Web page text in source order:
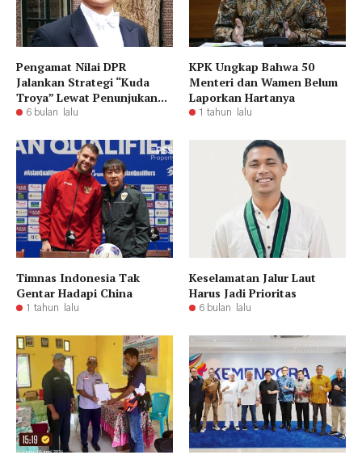
Pengamat Nilai DPR
Jalankan Strategi “Kuda
Troya” Lewat Penunjukan...
6 bulan lalu
KPK Ungkap Bahwa 50
Menteri dan Wamen Belum
Laporkan Hartanya
1 tahun lalu
Timnas Indonesia Tak
Gentar Hadapi China
1 tahun lalu
Keselamatan Jalur Laut
Harus Jadi Prioritas
6 bulan lalu